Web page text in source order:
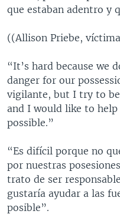
que estaban adentro y
((Allison Priebe,
“It’s hard because we
danger for our
vigilante, but I try to
and I would like to
possible.”
“Es difícil porque no
por nuestras
trato de ser
gustaría ayudar a las
posible”.